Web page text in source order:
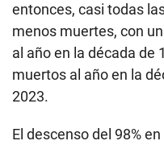
entonces, casi todas
menos muertes, con
al año en la década de
muertos al año en la
2023.
El descenso del 98%